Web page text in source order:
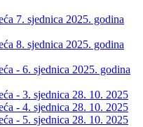
7. sjednica 2025. godina
8. sjednica 2025. godina
- 6. sjednica 2025. godina
- 3. sjednica 28. 10. 2025
- 4. sjednica 28. 10. 2025
- 5. sjednica 28. 10. 2025